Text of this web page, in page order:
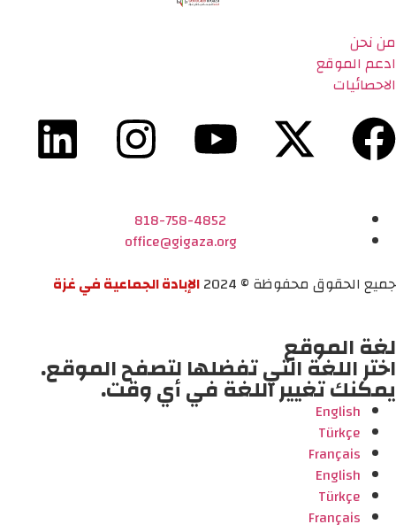
من نحن
ادعم الموقع
الاحصائيات
818-758-4852
office@gigaza.org
جميع الحقوق محفوظة © 2024
الإبادة الجماعية في غزة
لغة الموقع
اختر اللغة التي تفضلها لتصفح الموقع.
يمكنك تغيير اللغة في أي وقت.
English
Türkçe
Français
English
Türkçe
Français